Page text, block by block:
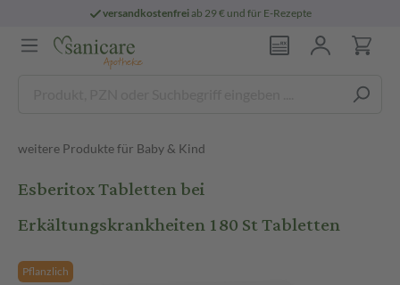
versandkostenfreiab 29 € und für E-Rezepte
weitere Produkte für Baby & Kind
Esberitox Tabletten bei
Erkältungskrankheiten 180 St Tabletten
Pflanzlich